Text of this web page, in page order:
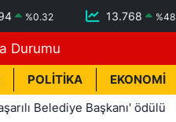
%0.32 13.768 %48
Durumu
POLİTİKA EKONOMİ
Başkanı' ödülü